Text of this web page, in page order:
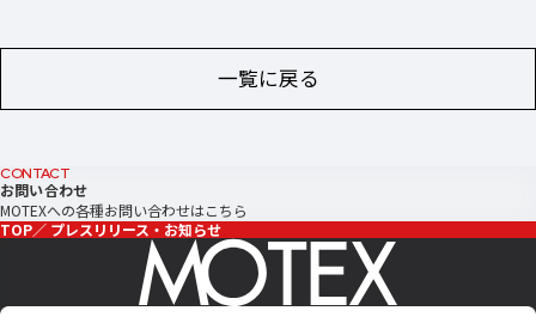
一覧に戻る
CONTACT
お問い合わせ
MOTEXへの各種お問い合わせはこちら
TOP
プレスリリース・お知らせ